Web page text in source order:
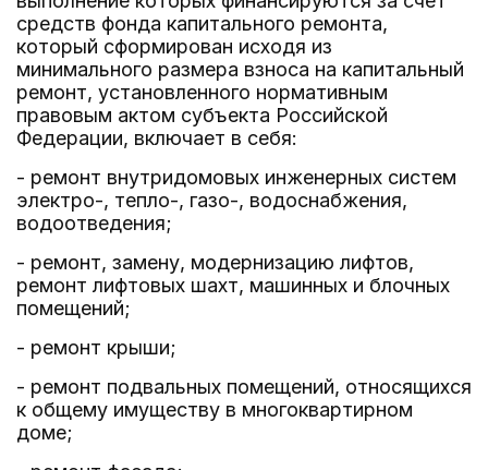
средств фонда капитального ремонта,
который сформирован исходя из
минимального размера взноса на капитальный
ремонт, установленного нормативным
правовым актом субъекта Российской
Федерации, включает в себя:
- ремонт внутридомовых инженерных систем
электро-, тепло-, газо-, водоснабжения,
водоотведения;
- ремонт, замену, модернизацию лифтов,
ремонт лифтовых шахт, машинных и блочных
помещений;
- ремонт крыши;
- ремонт подвальных помещений, относящихся
к общему имуществу в многоквартирном
доме;